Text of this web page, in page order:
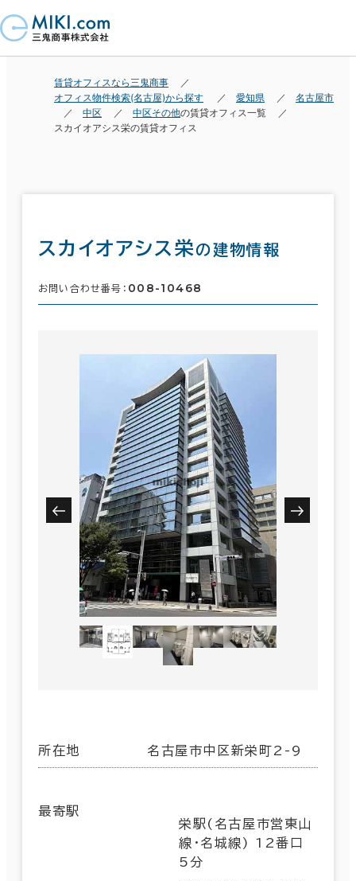
賃貸オフィスなら三鬼商事
オフィス物件検索(名古屋)から探す
愛知県
名古屋市
中区
中区その他の賃貸オフィス一覧
スカイオアシス栄の賃貸オフィス
スカイオアシス栄の建物情報
お問い合わせ番号： 008-10468
所在地 名古屋市中区新栄町2-9
最寄駅
栄駅(名古屋市営東山
線･名城線) 12番口
5分